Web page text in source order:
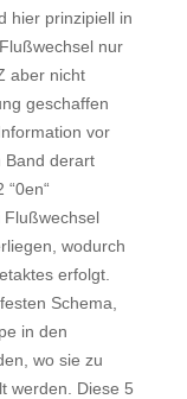
hier prinzipiell in
nur
aber nicht
geschaffen
vor
Band derart
Flußwechsel
wodurch
erfolgt.
Schema,
in den
wo sie zu
werden. Diese 5